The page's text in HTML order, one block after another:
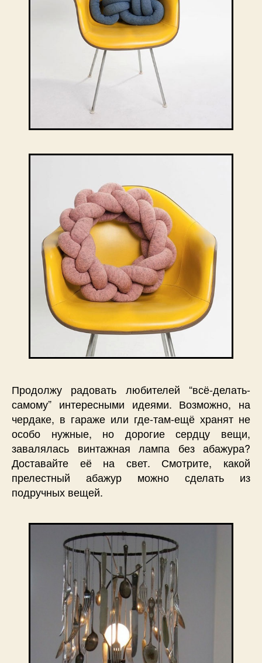
Продолжу радовать любителей “всё-делать-
самому” интересными идеями. Возможно, на
чердаке, в гараже или где-там-ещё хранят не
особо нужные, но дорогие сердцу вещи,
завалялась винтажная лампа без абажура?
Доставайте её на свет. Смотрите, какой
прелестный абажур можно сделать из
подручных вещей.